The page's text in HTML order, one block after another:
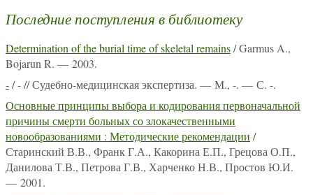
Последние поступления в библиотеку
Determination of the burial time of skeletal remains/ Garmus A.,
Bojarun R. — 2003.
-/ - // Судебно-медицинская экспертиза. — М., -. — С. -.
Основные принципы выбора и кодирования первоначальной
причины смерти больных со злокачественными
новообразованиями : Методические рекомендации /
Старинский В.В., Франк Г.А., Какорина Е.П., Грецова О.П.,
Данилова Т.В., Петрова Г.В., Харченко Н.В., Простов Ю.И.
— 2001.